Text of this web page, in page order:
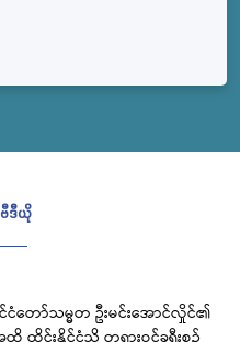
ဒီယို
ငံတော်သမ္မတ ဦးမင်းအောင်လှိုင်၏